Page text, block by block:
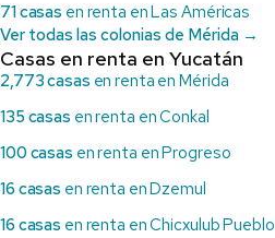
71 casas en renta en Las Américas
Ver todas las colonias de Mérida →
Casas en renta en Yucatán
2,773 casas en renta en Mérida
135 casas en renta en Conkal
100 casas en renta en Progreso
16 casas en renta en Dzemul
16 casas en renta en Chicxulub Pueblo